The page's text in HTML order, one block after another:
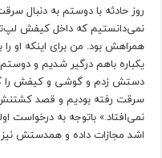
روز حادثه با دوستم به دنبال
نمی‌دانستیم که داخل کیفش
همراهش بود. من برای اینکه او
یکباره باهم درگیر شدیم و
دستش زدم و گوشی و کیفش را
سرقت رفته بودیم و قصد کشتنش
نمی‌افتاد.» باتوجه به درخواست
اشد مجازات داده و همدستش نیز به ۲۵ سال حبس